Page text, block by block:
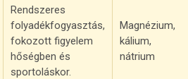
Rendszeres
folyadékfogyasztás,
fokozott figyelem
hőségben és
sportoláskor.
Magnézium,
kálium,
nátrium